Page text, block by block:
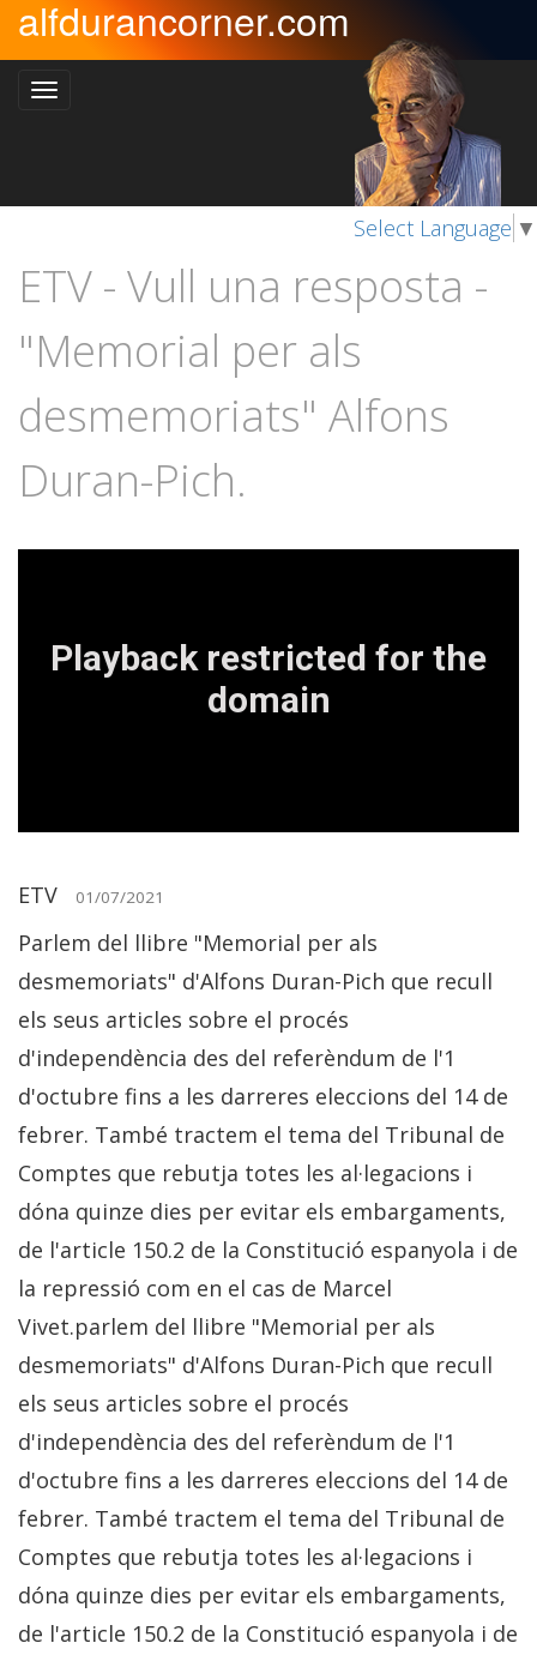
alfdurancorner.com
Select Language ▼
ETV - Vull una resposta -
"Memorial per als
desmemoriats" Alfons
Duran-Pich.
ETV 01/07/2021
Parlem del llibre "Memorial per als
desmemoriats" d'Alfons Duran-Pich que recull
els seus articles sobre el procés
d'independència des del referèndum de l'1
d'octubre fins a les darreres eleccions del 14 de
febrer. També tractem el tema del Tribunal de
Comptes que rebutja totes les al·legacions i
dóna quinze dies per evitar els embargaments,
de l'article 150.2 de la Constitució espanyola i de
la repressió com en el cas de Marcel
Vivet.parlem del llibre "Memorial per als
desmemoriats" d'Alfons Duran-Pich que recull
els seus articles sobre el procés
d'independència des del referèndum de l'1
d'octubre fins a les darreres eleccions del 14 de
febrer. També tractem el tema del Tribunal de
Comptes que rebutja totes les al·legacions i
dóna quinze dies per evitar els embargaments,
de l'article 150.2 de la Constitució espanyola i de